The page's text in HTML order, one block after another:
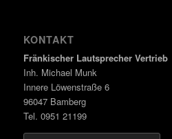
KONTAKT
Fränkischer Lautsprecher Vertrieb
Inh. Michael Munk
Innere Löwenstraße 6
96047 Bamberg
Tel. 0951 21199